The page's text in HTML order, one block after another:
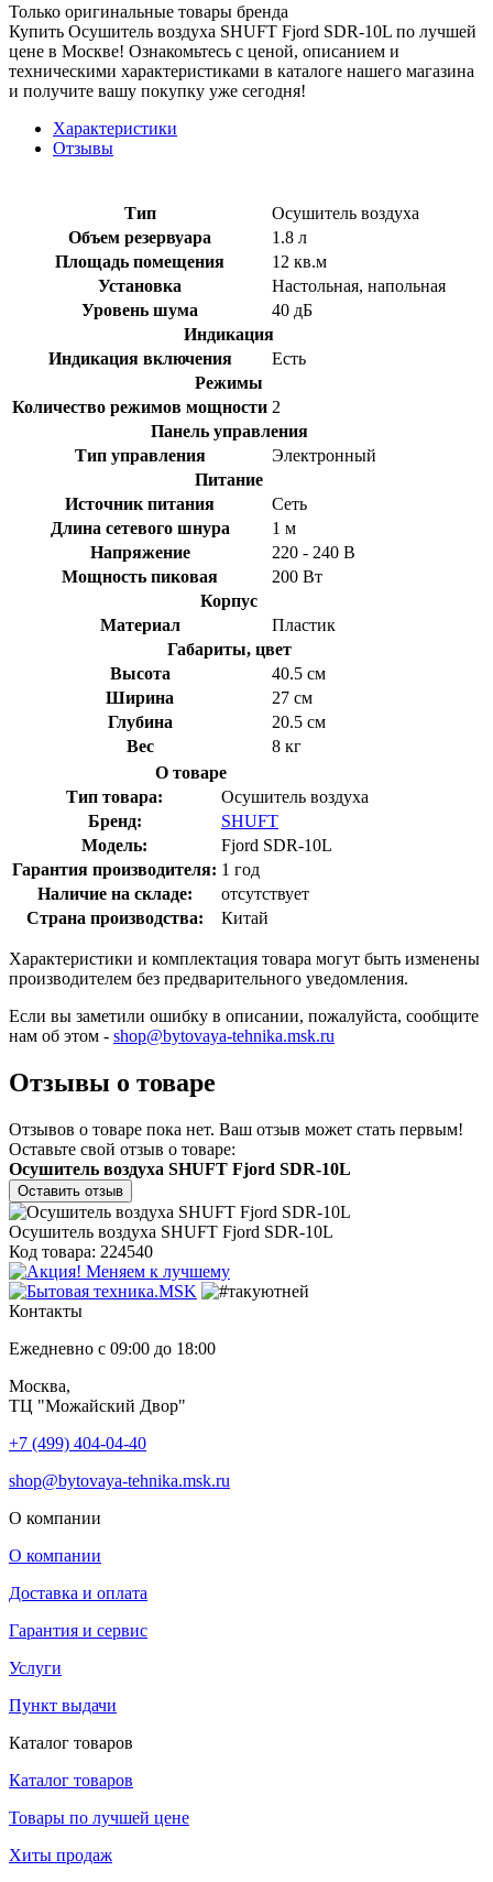
Только оригинальные товары бренда
Купить Осушитель воздуха SHUFT Fjord SDR-10L по лучшей
цене в Москве! Ознакомьтесь с ценой, описанием и
техническими характеристиками в каталоге нашего магазина
и получите вашу покупку уже сегодня!
Характеристики
Отзывы
Тип
Осушитель воздуха
Объем резервуара
1.8 л
Площадь помещения
12 кв.м
Установка
Настольная, напольная
Уровень шума
40 дБ
Индикация
Индикация включения
Есть
Режимы
Количество режимов мощности 2
Панель управления
Тип управления
Электронный
Питание
Источник питания
Сеть
Длина сетевого шнура
1 м
Напряжение
220 - 240 В
Мощность пиковая
200 Вт
Корпус
Материал
Пластик
Габариты, цвет
Высота
40.5 см
Ширина
27 см
Глубина
20.5 см
Вес
8 кг
О товаре
Тип товара:
Осушитель воздуха
Бренд:
SHUFT
Модель:
Fjord SDR-10L
Гарантия производителя: 1 год
Наличие на складе:
отсутствует
Страна производства:
Китай
Характеристики и комплектация товара могут быть изменены
производителем без предварительного уведомления.
Если вы заметили ошибку в описании, пожалуйста, сообщите
нам об этом - shop@bytovaya-tehnika.msk.ru
Отзывы о товаре
Отзывов о товаре пока нет. Ваш отзыв может стать первым!
Оставьте свой отзыв о товаре:
Осушитель воздуха SHUFT Fjord SDR-10L
Оставить отзыв
Осушитель воздуха SHUFT Fjord SDR-10L
Код товара: 224540
Контакты
Ежедневно с 09:00 до 18:00
Москва,
ТЦ "Можайский Двор"
+7 (499) 404-04-40
shop@bytovaya-tehnika.msk.ru
О компании
О компании
Доставка и оплата
Гарантия и сервис
Услуги
Пункт выдачи
Каталог товаров
Каталог товаров
Товары по лучшей цене
Хиты продаж